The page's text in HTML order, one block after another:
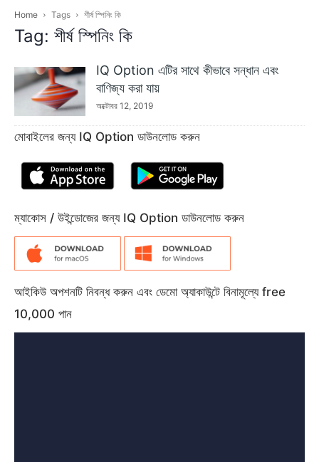
Home Tags শীর্ষ স্পিনিং কি
Tag: শীর্ষ স্পিনিং কি
IQ Option এটির সাথে কীভাবে সন্ধান এবং
বাণিজ্য করা যায়
অক্টোবর 12, 2019
মোবাইলের জন্য IQ Option ডাউনলোড করুন
ম্যাকোস / উইন্ডোজের জন্য IQ Option ডাউনলোড করুন
আইকিউ অপশনটি নিবন্ধ করুন এবং ডেমো অ্যাকাউন্টে বিনামূল্যে free
10,000 পান